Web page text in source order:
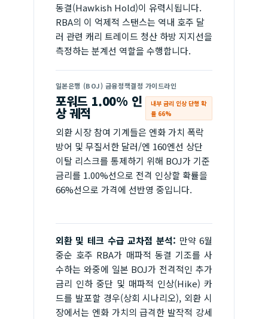
동결(Hawkish Hold)이 유력시됩니다.
RBA의 이 억제적 스탠스는 역내 호주 달
러 관련 캐리 트레이드 청산 하방 지지선을
측정하는 분계선 역할을 수행합니다.
일본은행 (BOJ) 금융정책결정 가이드라인
포워드 1.00% 인
상 궤적
내부 금리 인상 단행 확
률 66%
외환 시장 참여 기계들은 엔화 가치 폭락
방어 및 무질서한 달러/엔 160엔선 상단
이탈 리스크를 통제하기 위해 BOJ가 기준
금리를 1.00%선으로 전격 인상할 확률을
66%선으로 가격에 선반영 중입니다.
외환 및 테크 수급 교차점 분석: 만약 6월
중순 호주 RBA가 매파적 동결 기조를 사
수하는 와중에 일본 BOJ가 전격적인 추가
금리 인하 중단 및 매파적 인상(Hike) 카
드를 발포할 경우(상회 시나리오), 외환 시
장에서는 엔화 가치의 급격한 발작적 강세